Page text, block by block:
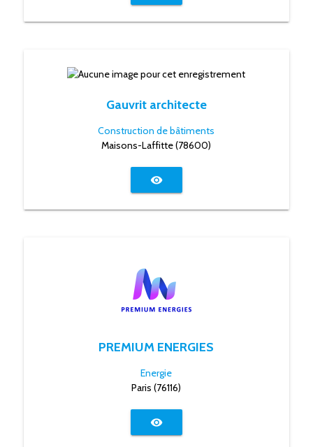
Gauvrit architecte
Construction de bâtiments
Maisons-Laffitte (78600)
visibility
PREMIUM ENERGIES
Energie
Paris (76116)
visibility